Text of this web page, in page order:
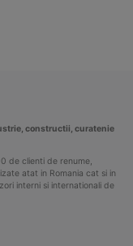
constructii, curatenie
de clienti de renume,
atat in Romania cat si in
interni si internationali de